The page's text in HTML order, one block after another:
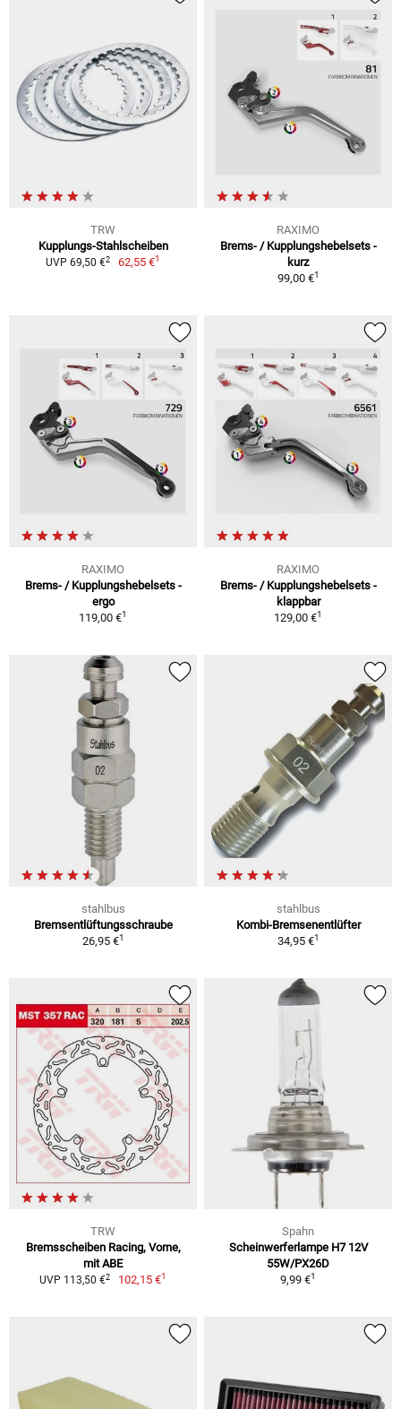
TRW
Kupplungs-Stahlscheiben
UVP 69,50 €2 62,55 €1
RAXIMO
Brems- / Kupplungshebelsets -
kurz
99,00 €1
RAXIMO
Brems- / Kupplungshebelsets -
ergo
119,00 €1
RAXIMO
Brems- / Kupplungshebelsets -
klappbar
129,00 €1
stahlbus
Bremsentlüftungsschraube
26,95 €1
stahlbus
Kombi-Bremsenentlüfter
34,95 €1
TRW
Bremsscheiben Racing, Vorne,
mit ABE
UVP 113,50 €2 102,15 €1
Spahn
Scheinwerferlampe H7 12V
55W/PX26D
9,99 €1